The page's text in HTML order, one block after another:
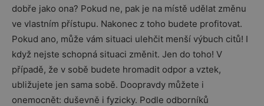
dobře jako ona? Pokud ne, pak je na místě udělat změnu
ve vlastním přístupu. Nakonec z toho budete profitovat.
Pokud ano, může vám situaci ulehčit menší výbuch citů! I
když nejste schopná situaci změnit. Jen do toho! V
případě, že v sobě budete hromadit odpor a vztek,
ubližujete jen sama sobě. Doopravdy můžete i
onemocnět: duševně i fyzicky. Podle odborníků